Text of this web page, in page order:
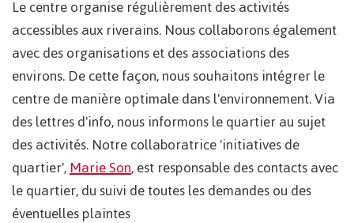
Le centre organise régulièrement des activités
accessibles aux riverains. Nous collaborons également
avec des organisations et des associations des
environs. De cette façon, nous souhaitons intégrer le
centre de manière optimale dans l'environnement. Via
des lettres d'info, nous informons le quartier au sujet
des activités. Notre collaboratrice 'initiatives de
quartier',Marie Son, est responsable des contacts avec
le quartier, du suivi de toutes les demandes ou des
éventuelles plaintes